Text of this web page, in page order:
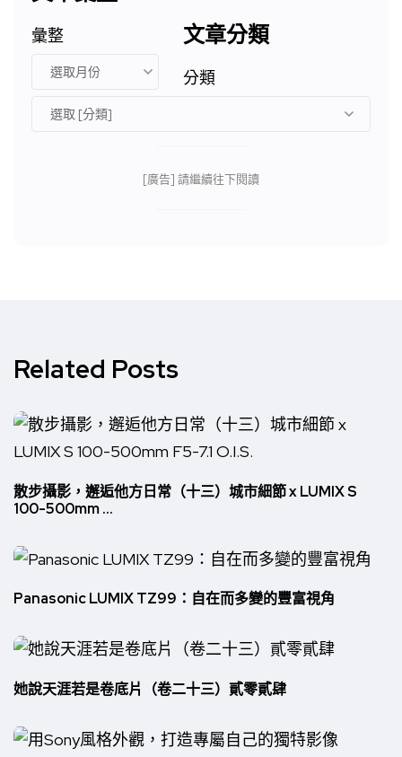
彙整 文章分類
分類
[廣告] 請繼續往下閱讀
Related Posts
散步攝影，邂逅他方日常（十三）城市細節 x LUMIX S
100-500mm ...
Panasonic LUMIX TZ99：自在而多變的豐富視角
她說天涯若是卷底片（卷二十三）貳零貳肆